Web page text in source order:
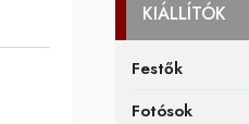
KIÁLLÍTÓK
Festők
Fotósok